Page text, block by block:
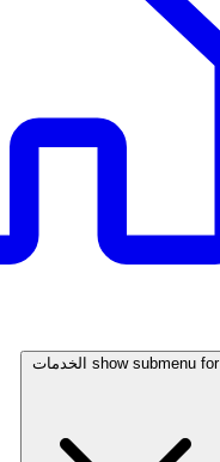
show submenu for الخدمات